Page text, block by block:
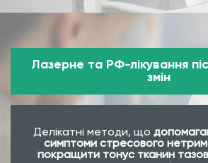
Лазерне та РФ-лікування
змін
Делікатні методи, що
симптоми стресового
покращити тонус тканин